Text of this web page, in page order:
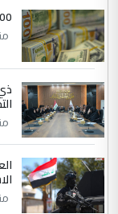
500 مليون دولار
منذ
منذ
منذ